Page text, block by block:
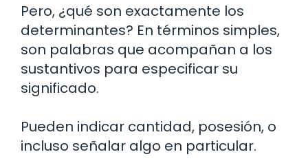
Pero, ¿qué son exactamente los
determinantes? En términos simples,
son palabras que acompañan a los
sustantivos para especificar su
significado.
Pueden indicar cantidad, posesión, o
incluso señalar algo en particular.